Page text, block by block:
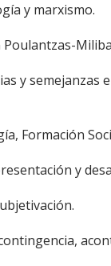
y marxismo.
Poulantzas-
y semejanzas
Formación
y